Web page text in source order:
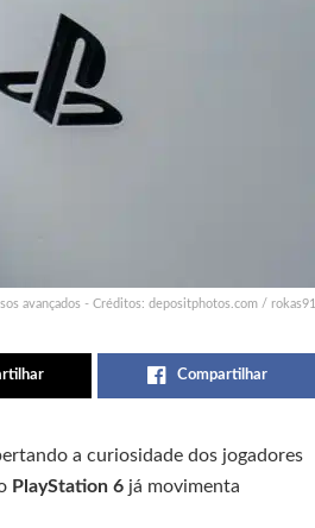
avançados - Créditos: depositphotos.com / rokas91
Compartilhar
a curiosidade dos jogadores
PlayStation 6 já movimenta